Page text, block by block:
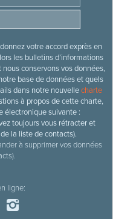
votre accord exprès en
les bulletins d’informations
conservons vos données,
base de données et quels
dans notre nouvellecharte
à propos de cette charte,
électronique suivante :
toujours vous rétracter et
la liste de contacts).
à supprimer vos données
ligne: